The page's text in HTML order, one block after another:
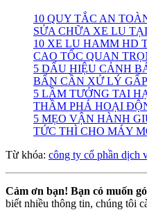
10 QUY TẮC AN
SỬA CHỮA XE LU
10 XE LU HAMM HD
CAO TỐC QUAN
5 DẤU HIỆU CẢNH
BẨN CẦN XỬ LÝ GẤP
5 LẦM TƯỞNG TAI
THẦM PHÁ HOẠI
5 MẸO VẬN HÀNH
TỨC THÌ CHO MÁY
Từ khóa: công ty cổ phần dịch
Cảm ơn bạn! Bạn có muốn
biết nhiều thông tin, chúng tôi